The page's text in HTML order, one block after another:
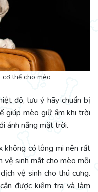
cơ thể cho mèo
độ, lưu ý hãy chuẩn bị
giúp mèo giữ ấm khi trời
ánh nắng mặt trời.
không có lông mi nên rất
vệ sinh mắt cho mèo mỗi
vệ sinh cho thú cưng.
được kiểm tra và làm